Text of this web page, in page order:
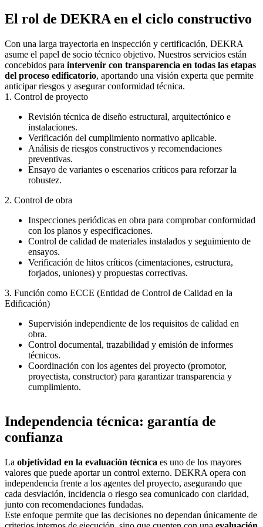
El rol de DEKRA en el ciclo constructivo
Con una larga trayectoria en inspección y certificación, DEKRA
asume el papel de socio técnico objetivo. Nuestros servicios están
concebidos para intervenir con transparencia en todas las etapas
del proceso edificatorio, aportando una visión experta que permite
anticipar riesgos y asegurar conformidad técnica.
1. Control de proyecto
Revisión técnica de diseño estructural, arquitectónico e
instalaciones.
Verificación del cumplimiento normativo aplicable.
Análisis de riesgos constructivos y recomendaciones
preventivas.
Ensayo de variantes o escenarios críticos para reforzar la
robustez.
2. Control de obra
Inspecciones periódicas en obra para comprobar conformidad
con los planos y especificaciones.
Control de calidad de materiales instalados y seguimiento de
ensayos.
Verificación de hitos críticos (cimentaciones, estructura,
forjados, uniones) y propuestas correctivas.
3. Función como ECCE (Entidad de Control de Calidad en la
Edificación)
Supervisión independiente de los requisitos de calidad en
obra.
Control documental, trazabilidad y emisión de informes
técnicos.
Coordinación con los agentes del proyecto (promotor,
proyectista, constructor) para garantizar transparencia y
cumplimiento.
Independencia técnica: garantía de
confianza
La objetividad en la evaluación técnica es uno de los mayores
valores que puede aportar un control externo. DEKRA opera con
independencia frente a los agentes del proyecto, asegurando que
cada desviación, incidencia o riesgo sea comunicado con claridad,
junto con recomendaciones fundadas.
Este enfoque permite que las decisiones no dependan únicamente de